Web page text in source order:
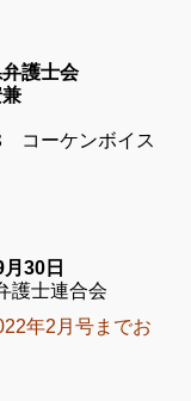
弁護士会
ーケンボイス
30日
連合会
年2月号までお